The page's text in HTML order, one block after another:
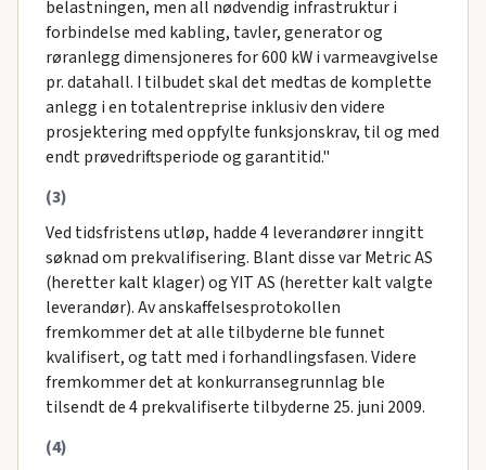
belastningen, men all nødvendig infrastruktur i
forbindelse med kabling, tavler, generator og
røranlegg dimensjoneres for 600 kW i varmeavgivelse
pr. datahall. I tilbudet skal det medtas de komplette
anlegg i en totalentreprise inklusiv den videre
prosjektering med oppfylte funksjonskrav, til og med
endt prøvedriftsperiode og garantitid."
(3)
Ved tidsfristens utløp, hadde 4 leverandører inngitt
søknad om prekvalifisering. Blant disse var Metric AS
(heretter kalt klager) og YIT AS (heretter kalt valgte
leverandør). Av anskaffelsesprotokollen
fremkommer det at alle tilbyderne ble funnet
kvalifisert, og tatt med i forhandlingsfasen. Videre
fremkommer det at konkurransegrunnlag ble
tilsendt de 4 prekvalifiserte tilbyderne 25. juni 2009.
(4)